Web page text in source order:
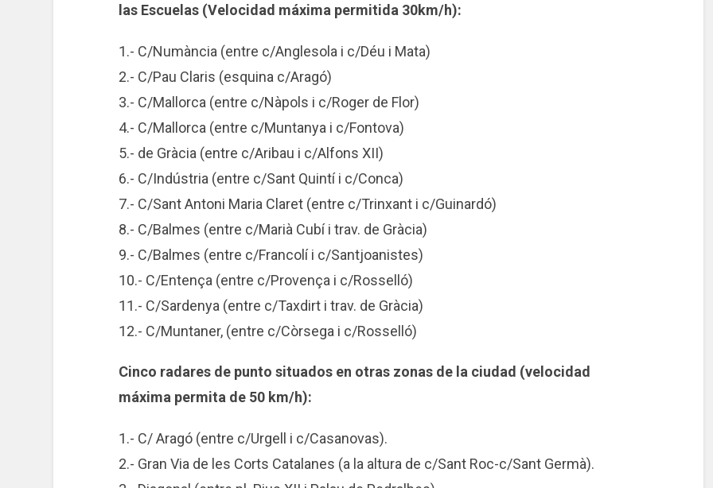
las Escuelas (Velocidad máxima permitida 30km/h):
1.- C/Numància (entre c/Anglesola i c/Déu i Mata)
2.- C/Pau Claris (esquina c/Aragó)
3.- C/Mallorca (entre c/Nàpols i c/Roger de Flor)
4.- C/Mallorca (entre c/Muntanya i c/Fontova)
5.- de Gràcia (entre c/Aribau i c/Alfons XII)
6.- C/Indústria (entre c/Sant Quintí i c/Conca)
7.- C/Sant Antoni Maria Claret (entre c/Trinxant i c/Guinardó)
8.- C/Balmes (entre c/Marià Cubí i trav. de Gràcia)
9.- C/Balmes (entre c/Francolí i c/Santjoanistes)
10.- C/Entença (entre c/Provença i c/Rosselló)
11.- C/Sardenya (entre c/Taxdirt i trav. de Gràcia)
12.- C/Muntaner, (entre c/Còrsega i c/Rosselló)
Cinco radares de punto situados en otras zonas de la ciudad (velocidad
máxima permita de 50 km/h):
1.- C/ Aragó (entre c/Urgell i c/Casanovas).
2.- Gran Via de les Corts Catalanes (a la altura de c/Sant Roc-c/Sant Germà).